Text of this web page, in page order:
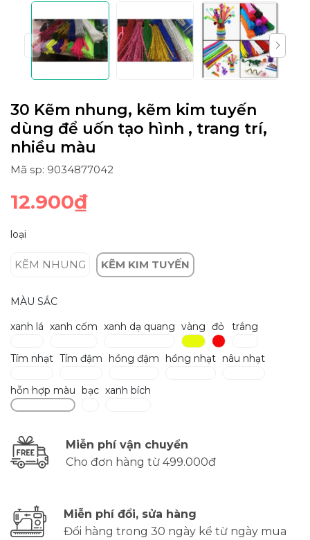
30 Kẽm nhung, kẽm kim tuyến
dùng để uốn tạo hình , trang trí,
nhiều màu
Mã sp: 9034877042
12.900₫
loại
KẼM NHUNG KẼM KIM TUYẾN
MÀU SẮC
xanh lá xanh cốm xanh dạ quang vàng đỏ trắng
Tím nhạt Tím đậm hồng đậm hồng nhạt nâu nhạt
hỗn hợp màu bạc xanh bích
Miễn phí vận chuyển
Cho đơn hàng từ 499.000đ
Miễn phí đổi, sửa hàng
Đổi hàng trong 30 ngày kể từ ngày mua